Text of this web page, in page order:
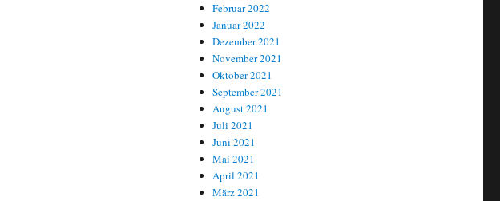
Februar 2022
Januar 2022
Dezember 2021
November 2021
Oktober 2021
September 2021
August 2021
Juli 2021
Juni 2021
Mai 2021
April 2021
März 2021